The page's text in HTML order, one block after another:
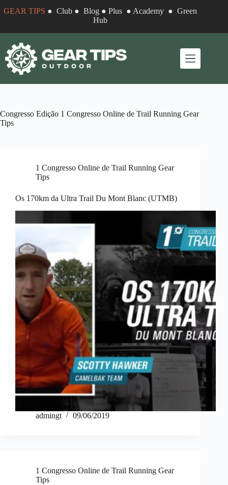
para
conteúdo
GEAR TIPS ●Club ●Blog ●Plus ● Academy ●Green
Hub
Congresso Edição 1 Congresso Online de Trail Running Gear
Tips
1 Congresso Online de Trail Running Gear
Tips
Os 170km da Ultra Trail Du Mont Blanc (UTMB)
admingt 09/06/2019
1 Congresso Online de Trail Running Gear
Tips